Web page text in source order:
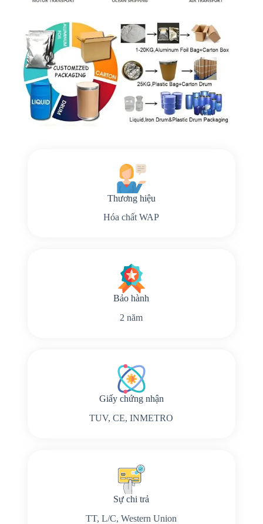
Thương hiệu
Hóa chất WAP
Bảo hành
2 năm
Giấy chứng nhận
TUV, CE, INMETRO
Sự chi trả
TT, L/C, Western Union